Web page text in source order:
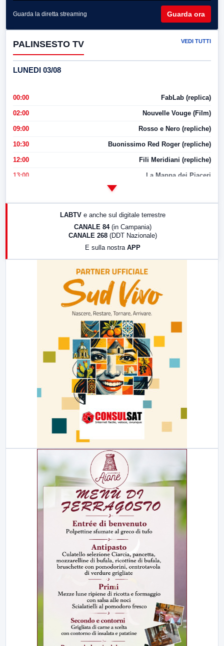
Guarda la diretta streaming Guarda ora
PALINSESTO TV VEDI TUTTI
LUNEDI 03/08
00:00 FabLab (replica)
02:00 Nouvelle Vouge (Film)
09:00 Rosso e Nero (repliche)
10:30 Buonissimo Red Roger (repliche)
12:00 Fili Meridiani (repliche)
13:00 La Mappa dei Piaceri
LABTV e anche sul digitale terrestre
CANALE 84 (in Campania)
CANALE 268 (DDT Nazionale)
E sulla nostra APP